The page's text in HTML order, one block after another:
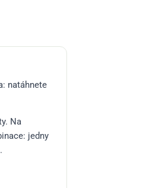
natáhnete
Na
jedny